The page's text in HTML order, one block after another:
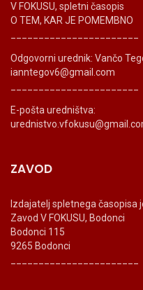
V FOKUSU, spletni časopis
O TEM, KAR JE POMEMBNO
Odgovorni urednik: Vančo
ianntegov6@gmail.com
E-pošta uredništva:
ZAVOD
Izdajatelj spletnega časopisa
Zavod V FOKUSU, Bodonci
Bodonci 115
9265 Bodonci